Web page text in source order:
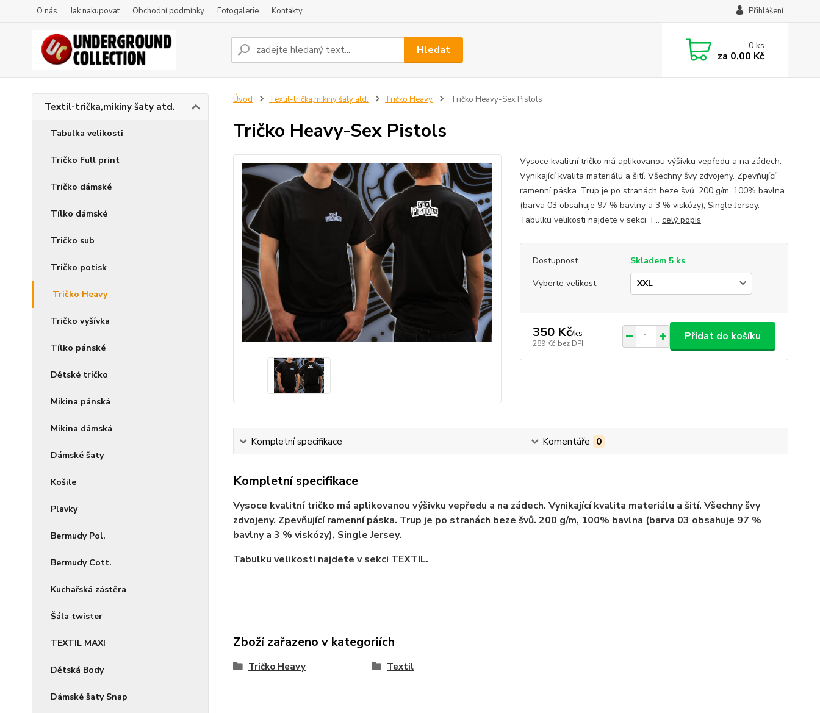
O nás Jak nakupovat Obchodní podmínky Fotogalerie Kontakty Přihlášení
Hledat 0ks
za 0,00 Kč
Textil-trička,mikiny šaty atd.
Tabulka velikosti
Tričko Full print
Tričko dámské
Tílko dámské
Tričko sub
Tričko potisk
Tričko Heavy
Tričko vyšívka
Tílko pánské
Dětské tričko
Mikina pánská
Mikina dámská
Dámské šaty
Košile
Plavky
Bermudy Pol.
Bermudy Cott.
Kuchařská zástěra
Šála twister
TEXTIL MAXI
Dětská Body
Dámské šaty Snap
Úvod Textil-trička,mikiny šaty atd. Tričko Heavy Tričko Heavy-Sex Pistols
Tričko Heavy-Sex Pistols
Vysoce kvalitní tričko má aplikovanou výšivku vepředu a na zádech.
Vynikající kvalita materiálu a šití. Všechny švy zdvojeny. Zpevňující
ramenní páska. Trup je po stranách beze švů. 200 g/m, 100% bavlna
(barva 03 obsahuje 97 % bavlny a 3 % viskózy), Single Jersey.
Tabulku velikosti najdete v sekci T... celý popis
Dostupnost
Skladem 5 ks
Vyberte velikost
350 Kč/ks
289 Kč bez DPH
Přidat do košíku
Kompletní specifikace Komentáře 0
Kompletní specifikace
Vysoce kvalitní tričko má aplikovanou výšivku vepředu a na zádech. Vynikající kvalita materiálu a šití. Všechny švy
zdvojeny. Zpevňující ramenní páska. Trup je po stranách beze švů. 200 g/m, 100% bavlna (barva 03 obsahuje 97 %
bavlny a 3 % viskózy), Single Jersey.
Tabulku velikosti najdete v sekci TEXTIL.
Zboží zařazeno v kategoriích
Tričko Heavy Textil